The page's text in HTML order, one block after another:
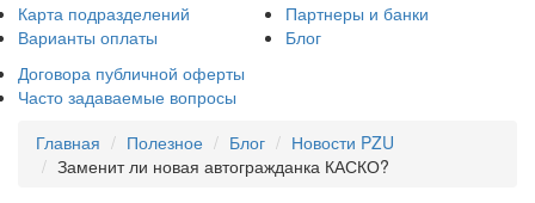
Карта подразделений
Варианты оплаты
Партнеры и банки
Блог
Договора публичной оферты
Часто задаваемые вопросы
Главная
Полезное Блог
Новости PZU
Заменит ли новая автогражданка КАСКО?